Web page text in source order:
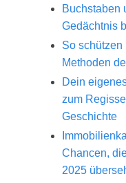
Buchstaben
Gedächtnis
So schützen
Methoden
Dein
zum
Geschichte
Chancen,
2025